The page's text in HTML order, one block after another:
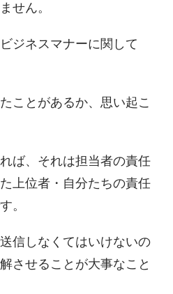
せん。
ジネスマナーに関して
ことがあるか、思い起こ
ば、それは担当者の責任
上位者・自分たちの責任
。
信しなくてはいけないの
させることが大事なこと